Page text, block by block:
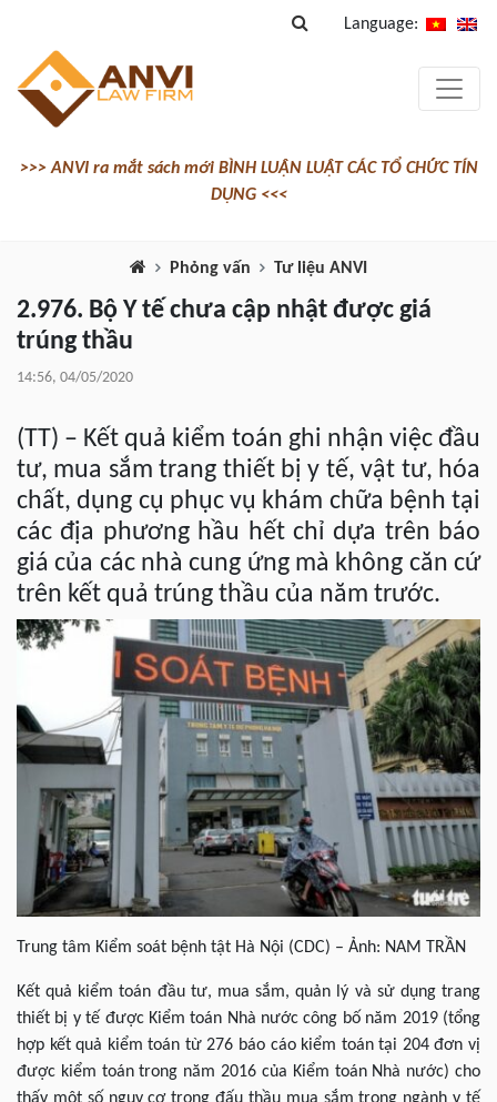
Language:
>>> ANVI ra mắt sách mới BÌNH LUẬN LUẬT CÁC TỔ CHỨC TÍN
DỤNG <<<
Phỏng vấn Tư liệu ANVI
2.976. Bộ Y tế chưa cập nhật được giá
trúng thầu
14:56, 04/05/2020
(TT) – Kết quả kiểm toán ghi nhận việc đầu
tư, mua sắm trang thiết bị y tế, vật tư, hóa
chất, dụng cụ phục vụ khám chữa bệnh tại
các địa phương hầu hết chỉ dựa trên báo
giá của các nhà cung ứng mà không căn cứ
trên kết quả trúng thầu của năm trước.
Trung tâm Kiểm soát bệnh tật Hà Nội (CDC) – Ảnh: NAM TRẦN
Kết quả kiểm toán đầu tư, mua sắm, quản lý và sử dụng trang
thiết bị y tế được Kiểm toán Nhà nước công bố năm 2019 (tổng
hợp kết quả kiểm toán từ 276 báo cáo kiểm toán tại 204 đơn vị
được kiểm toán trong năm 2016 của Kiểm toán Nhà nước) cho
thấy một số nguy cơ trong đấu thầu mua sắm trong ngành y tế